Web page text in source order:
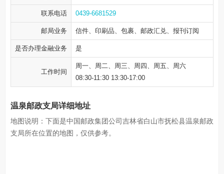
联系电话 0439-6681529
邮局业务 信件、印刷品、包裹、邮政汇兑、报刊订阅
是否办理金融业务 是
工作时间
周一、周二、周三、周四、周五、周六
08:30-11:30 13:30-17:00
温泉邮政支局详细地址
地图说明：下面是中国邮政集团公司吉林省白山市抚松县温泉邮政
支局所在位置的地图，仅供参考。